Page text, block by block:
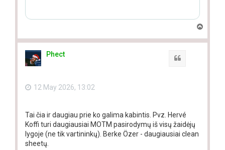
p
Phect
12 May 2026, 13:02
Tai čia ir daugiau prie ko galima kabintis. Pvz. Hervé
Koffi turi daugiausiai MOTM pasirodymų iš visų žaidėjų
lygoje (ne tik vartininkų). Berke Özer - daugiausiai clean
sheetų.